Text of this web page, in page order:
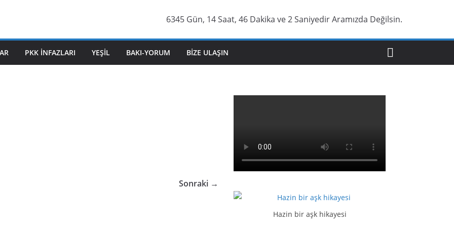
6345 Gün, 14 Saat, 46 Dakika ve 3 Saniyedir Aramızda Değilsin.
PKK İNFAZLARI YEŞIL BAKI-YORUM BIZE ULAŞIN
Sonraki →
Hazin bir aşk hikayesi